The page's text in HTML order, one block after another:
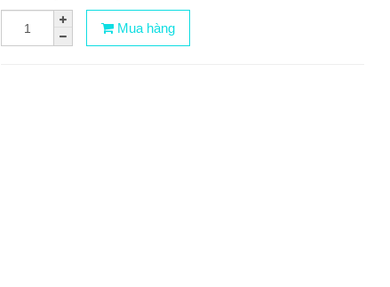
Mua hàng